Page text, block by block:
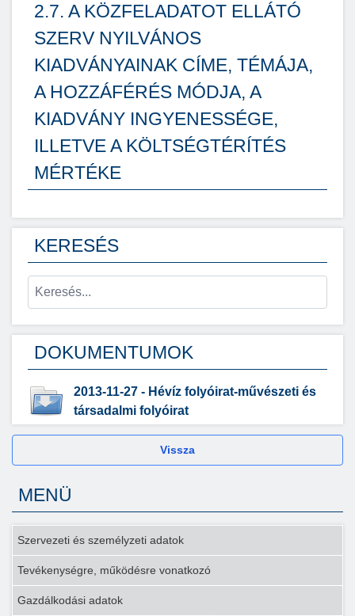
2.7. A KÖZFELADATOT ELLÁTÓ
SZERV NYILVÁNOS
KIADVÁNYAINAK CÍME, TÉMÁJA,
A HOZZÁFÉRÉS MÓDJA, A
KIADVÁNY INGYENESSÉGE,
ILLETVE A KÖLTSÉGTÉRÍTÉS
MÉRTÉKE
KERESÉS
DOKUMENTUMOK
2013-11-27 - Hévíz folyóirat-művészeti és
társadalmi folyóirat
Vissza
MENÜ
Szervezeti és személyzeti adatok
Tevékenységre, működésre vonatkozó
Gazdálkodási adatok